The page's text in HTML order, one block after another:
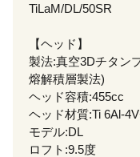
TiLaM/DL/50SR
【ヘッド】
製法:真空3Dチタン
熔解積層製法)
ヘッド容積:455cc
ヘッド材質:Ti 6Al-
モデル:DL
ロフト:9.5度